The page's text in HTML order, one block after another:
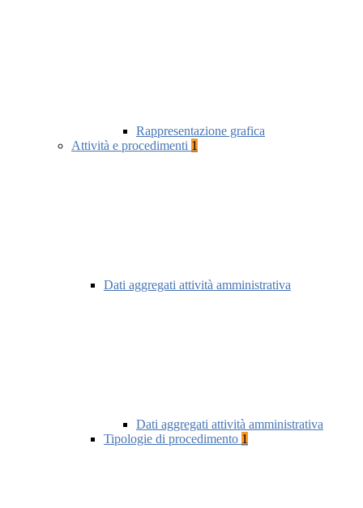
Rappresentazione grafica
Attività e procedimenti 1
Dati aggregati attività amministrativa
Dati aggregati attività amministrativa
Tipologie di procedimento 1